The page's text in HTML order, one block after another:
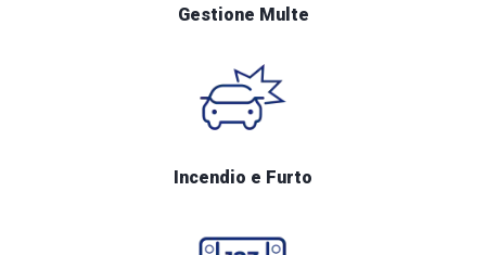
Gestione Multe
Incendio e Furto